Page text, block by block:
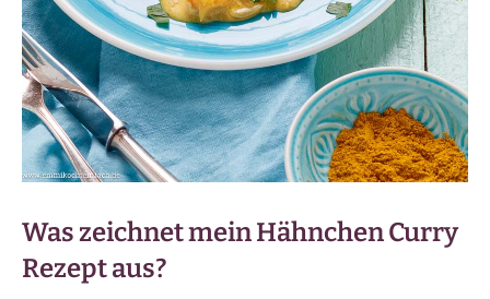
Was zeichnet mein Hähnchen Curry
Rezept aus?